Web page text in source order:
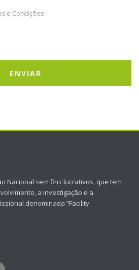
e Condições
Nacional sem fins lucrativos, que tem
a investigação e a
denominada “Facility